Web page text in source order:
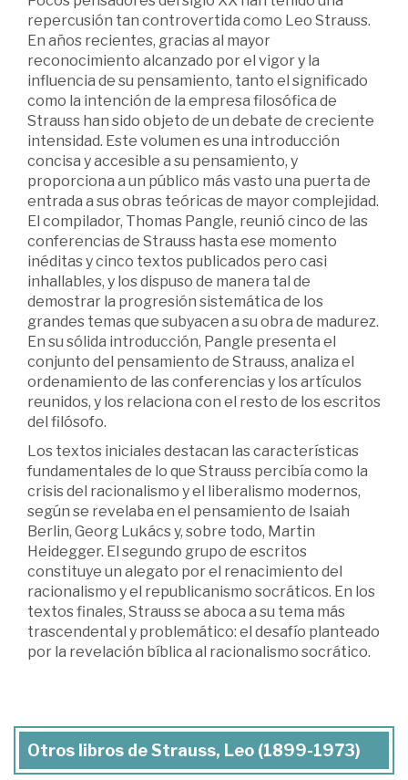
repercusión tan controvertida como Leo Strauss.
En años recientes, gracias al mayor
reconocimiento alcanzado por el vigor y la
influencia de su pensamiento, tanto el significado
como la intención de la empresa filosófica de
Strauss han sido objeto de un debate de creciente
intensidad. Este volumen es una introducción
concisa y accesible a su pensamiento, y
proporciona a un público más vasto una puerta de
entrada a sus obras teóricas de mayor complejidad.
El compilador, Thomas Pangle, reunió cinco de las
conferencias de Strauss hasta ese momento
inéditas y cinco textos publicados pero casi
inhallables, y los dispuso de manera tal de
demostrar la progresión sistemática de los
grandes temas que subyacen a su obra de madurez.
En su sólida introducción, Pangle presenta el
conjunto del pensamiento de Strauss, analiza el
ordenamiento de las conferencias y los artículos
reunidos, y los relaciona con el resto de los escritos
del filósofo.
Los textos iniciales destacan las características
fundamentales de lo que Strauss percibía como la
crisis del racionalismo y el liberalismo modernos,
según se revelaba en el pensamiento de Isaiah
Berlin, Georg Lukács y, sobre todo, Martin
Heidegger. El segundo grupo de escritos
constituye un alegato por el renacimiento del
racionalismo y el republicanismo socráticos. En los
textos finales, Strauss se aboca a su tema más
trascendental y problemático: el desafío planteado
por la revelación bíblica al racionalismo socrático.
Otros libros de Strauss, Leo (1899-1973)